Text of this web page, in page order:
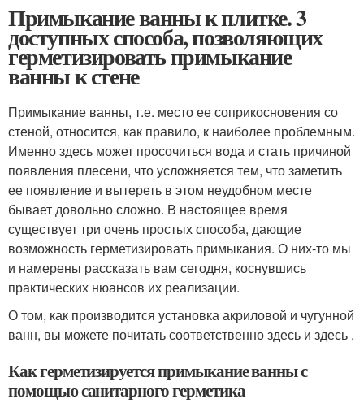
Примыкание ванны к плитке. 3
доступных способа, позволяющих
герметизировать примыкание
ванны к стене
Примыкание ванны, т.е. место ее соприкосновения со
стеной, относится, как правило, к наиболее проблемным.
Именно здесь может просочиться вода и стать причиной
появления плесени, что усложняется тем, что заметить
ее появление и вытереть в этом неудобном месте
бывает довольно сложно. В настоящее время
существует три очень простых способа, дающие
возможность герметизировать примыкания. О них-то мы
и намерены рассказать вам сегодня, коснувшись
практических нюансов их реализации.
О том, как производится установка акриловой и чугунной
ванн, вы можете почитать соответственно здесь и здесь .
Как герметизируется примыкание ванны с
помощью санитарного герметика